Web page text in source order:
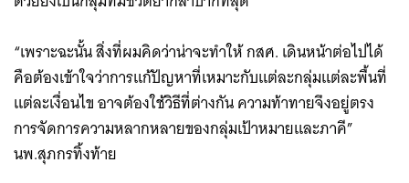
“เพราะฉะนั้น สิ่งที่ผมคิดว่าน่าจะทำให้ กสศ. เดินหน้าต่อไปได้
คือต้องเข้าใจว่าการแก้ปัญหาที่เหมาะกับแต่ละกลุ่มแต่ละพื้นที่
แต่ละเงื่อนไข อาจต้องใช้วิธีที่ต่างกัน ความท้าทายจึงอยู่ตรง
การจัดการความหลากหลายของกลุ่มเป้าหมายและภาคี”
นพ.สุภกรทิ้งท้าย